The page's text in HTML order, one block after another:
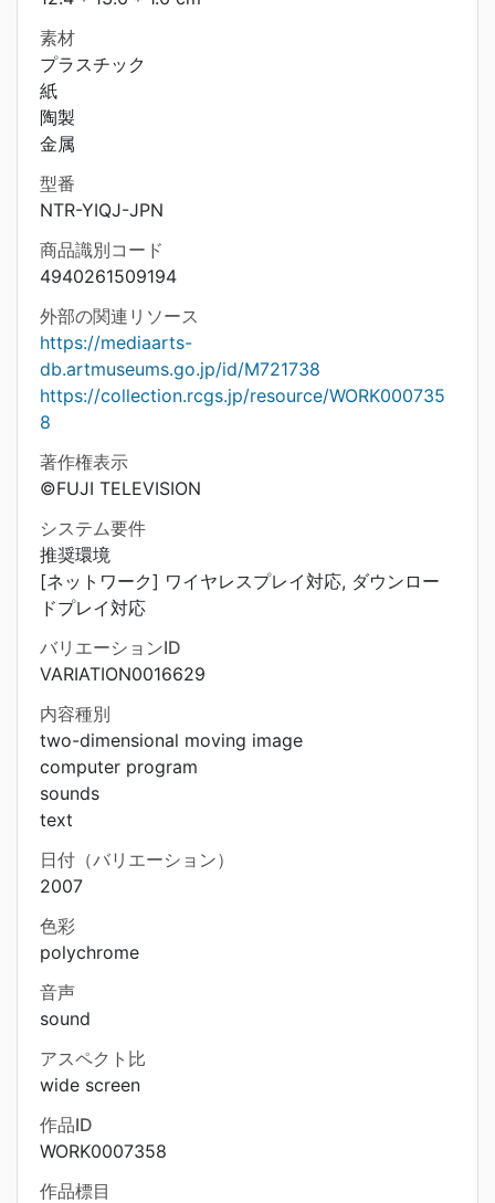
素材
プラスチック
紙
陶製
金属
型番
NTR-YIQJ-JPN
商品識別コード
4940261509194
外部の関連リソース
https://mediaarts-
db.artmuseums.go.jp/id/M721738
https://collection.rcgs.jp/resource/WORK000735
8
著作権表示
©FUJI TELEVISION
システム要件
推奨環境
[ネットワーク] ワイヤレスプレイ対応, ダウンロー
ドプレイ対応
バリエーションID
VARIATION0016629
内容種別
two-dimensional moving image
computer program
sounds
text
日付（バリエーション）
2007
色彩
polychrome
音声
sound
アスペクト比
wide screen
作品ID
WORK0007358
作品標目